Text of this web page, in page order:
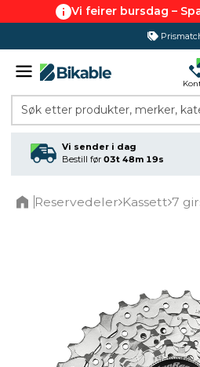
Vi feirer bursdag –
Søk etter produkter, merker,
Vi sender i dag
Bestill før 03t 48m 19s
Reservedeler Kassett 7